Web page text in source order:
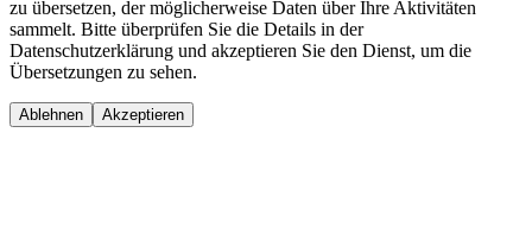
zu übersetzen, der möglicherweise Daten über Ihre Aktivitäten
sammelt. Bitte überprüfen Sie die Details in der
Datenschutzerklärung und akzeptieren Sie den Dienst, um die
Übersetzungen zu sehen.
Ablehnen Akzeptieren